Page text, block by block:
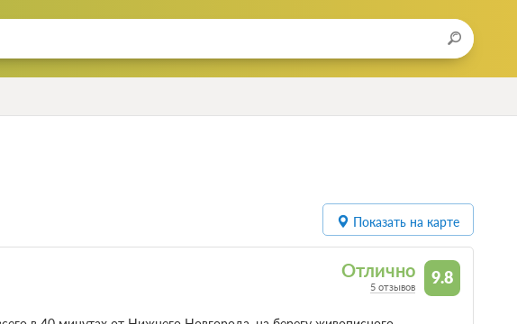
Показать на карте
9.8
Отлично
5 отзывов